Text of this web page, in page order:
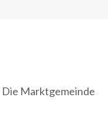
Die Marktgemeinde